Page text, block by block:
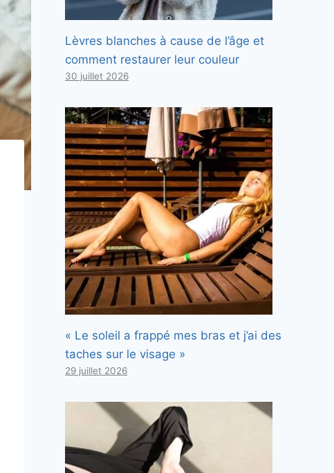
Lèvres blanches à cause de l’âge et
comment restaurer leur couleur
30 juillet 2026
« Le soleil a frappé mes bras et j’ai des
taches sur le visage »
29 juillet 2026